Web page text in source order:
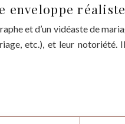
enveloppe réaliste
et d’un vidéaste de
etc.), et leur